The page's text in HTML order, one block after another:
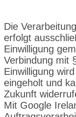
Die
erfolgt
Einwilligung
Verbindung mit
Einwilligung
eingeholt und
Zukunft
Mit Google